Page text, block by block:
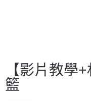
【影片教學
籃